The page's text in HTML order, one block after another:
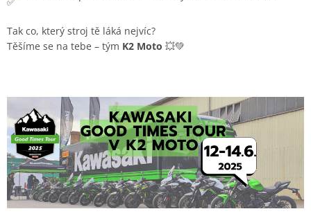
Tak co, který stroj tě láká nejvíc?
Těšíme se na tebe – tým K2 Moto 💥💚